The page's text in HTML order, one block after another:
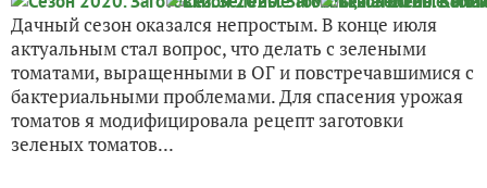
Дачный сезон оказался непростым. В конце июля
актуальным стал вопрос, что делать с зелеными
томатами, выращенными в ОГ и повстречавшимися с
бактериальными проблемами. Для спасения урожая
томатов я модифицировала рецепт заготовки
зеленых томатов...